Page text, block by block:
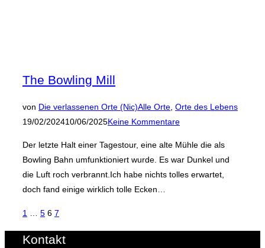
The Bowling Mill
von Die verlassenen Orte (Nic)Alle Orte Orte des Lebens
19/02/202410/06/2025Keine Kommentare
Der letzte Halt einer Tagestour, eine alte Mühle die als
Bowling Bahn umfunktioniert wurde. Es war Dunkel und
die Luft roch verbrannt.Ich habe nichts tolles erwartet,
doch fand einige wirklich tolle Ecken…
Seitennummerierung
der
1 5 6 7
Kontakt